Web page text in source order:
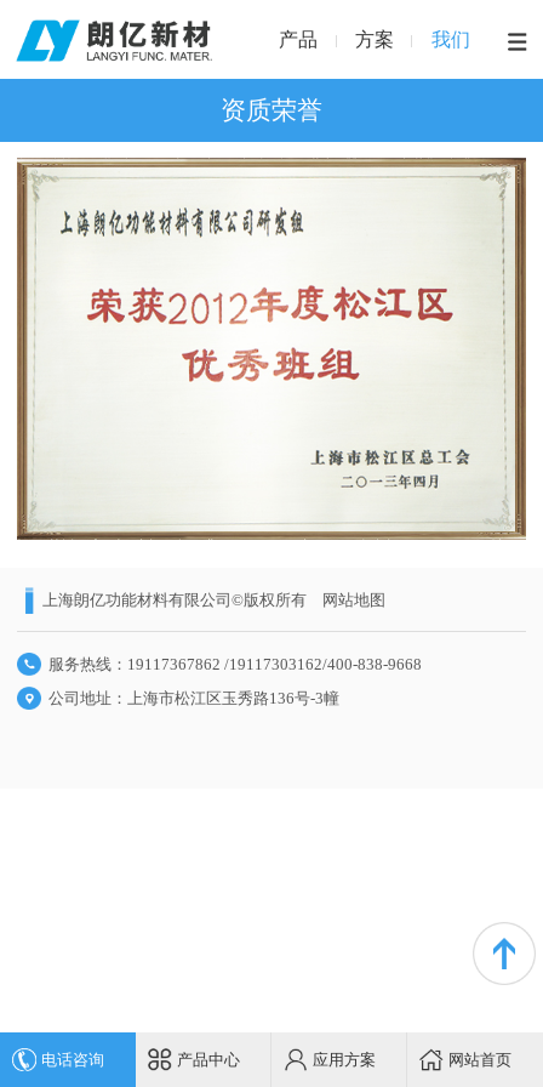
产品 方案 我们
资质荣誉
上海朗亿功能材料有限公司©版权所有 网站地图
服务热线：19117367862 /19117303162/400-838-9668
公司地址：上海市松江区玉秀路136号-3幢
电话咨询 产品中心 应用方案 网站首页